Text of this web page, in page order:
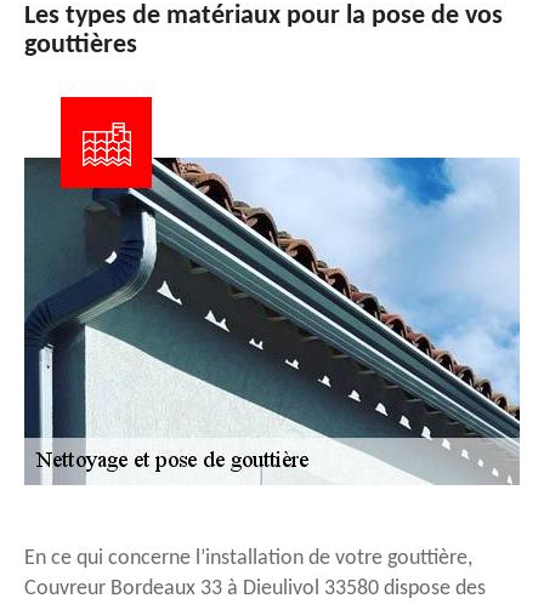
Les types de matériaux pour la pose de vos
gouttières
En ce qui concerne l’installation de votre gouttière,
Couvreur Bordeaux 33 à Dieulivol 33580 dispose des